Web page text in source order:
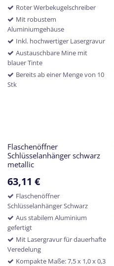
Roter Werbekugelschreiber
Mit robustem
Aluminiumgehäuse
Inkl. hochwertiger Lasergravur
Austauschbare Mine mit
blauer Tinte
Bereits ab einer Menge von 10
Stk
Flaschenöffner
Schlüsselanhänger schwarz
metallic
63,11 €
Flaschenöffner
Schlüsselanhänger Schwarz
Aus stabilem Aluminium
gefertigt
Mit Lasergravur für dauerhafte
Veredelung
Kompakte Maße: 7,5 x 1,0 x 0,3